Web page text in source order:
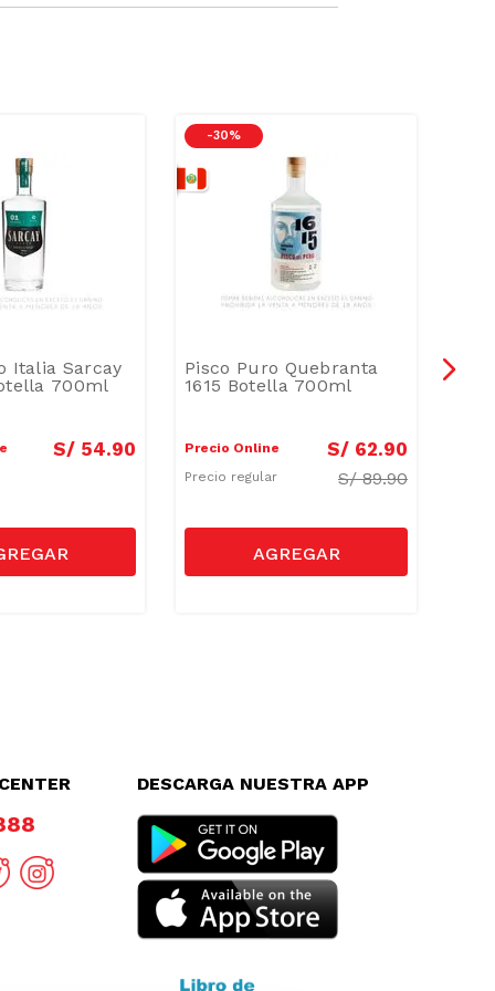
Italia Sarcay
700ml
S/ 54.90
-30 %
Pisco Puro Quebranta
1615 Botella 700ml
Precio Online S/ 62.90
Precio regular S/89.90
DESCARGA NUESTRA APP